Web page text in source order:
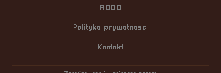
RODO
Polityka prywatności
Kontakt